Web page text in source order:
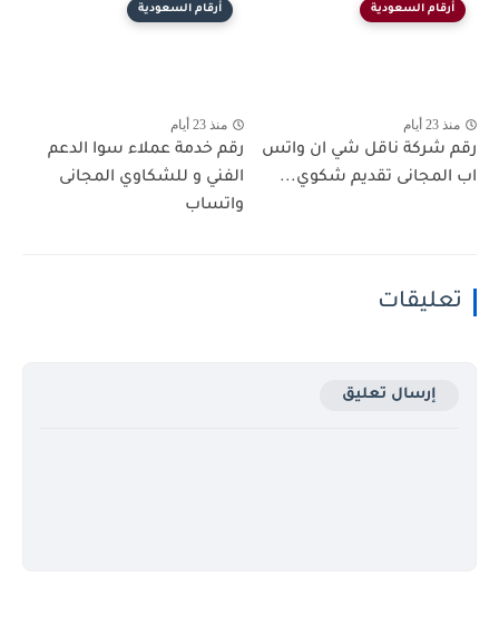
أرقام السعودية
منذ 23 أيام
رقم شركة ناقل شي ان واتس
اب المجانى تقديم شكوي...
أرقام السعودية
منذ 23 أيام
رقم خدمة عملاء سوا الدعم
الفني و للشكاوي المجانى
واتساب
تعليقات
إرسال تعليق